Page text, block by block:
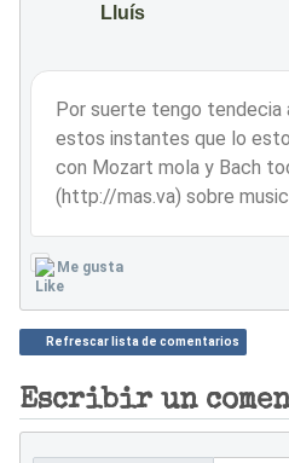
Lluís
Por suerte tengo tendecia
estos instantes que lo
con Mozart mola y Bach
(http://mas.va) sobre
Me gusta
Refrescar lista de comentarios
Escribir un